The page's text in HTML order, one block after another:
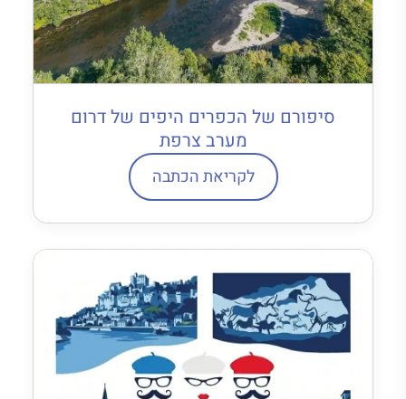
סיפורם של הכפרים היפים של דרום
מערב צרפת
לקריאת הכתבה